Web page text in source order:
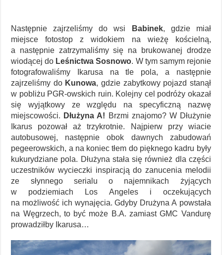
Następnie zajrzeliśmy do wsi Babinek, gdzie miał
miejsce fotostop z widokiem na wieżę kościelną,
a następnie zatrzymaliśmy się na brukowanej drodze
wiodącej do Leśnictwa Sosnowo. W tym samym rejonie
fotografowaliśmy Ikarusa na tle pola, a następnie
zajrzeliśmy do Kunowa, gdzie zabytkowy pojazd stanął
w pobliżu PGR-owskich ruin. Kolejny cel podróży okazał
się wyjątkowy ze względu na specyficzną nazwę
miejscowości. Dłużyna A! Brzmi znajomo? W Dłużynie
Ikarus pozował aż trzykrotnie. Najpierw przy wiacie
autobusowej, następnie obok dawnych zabudowań
pegeerowskich, a na koniec tłem do pięknego kadru były
kukurydziane pola. Dłużyna stała się również dla części
uczestników wycieczki inspiracją do zanucenia melodii
ze słynnego serialu o najemnikach żyjących
w podziemiach Los Angeles i oczekujących
na możliwość ich wynajęcia. Gdyby Drużyna A powstała
na Węgrzech, to być może B.A. zamiast GMC Vandurę
prowadziłby Ikarusa…